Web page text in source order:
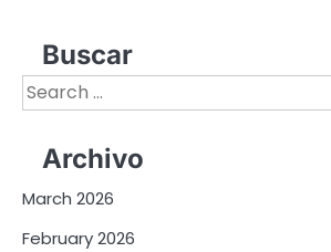
Buscar
Search
for:
Archivo
March 2026
February 2026